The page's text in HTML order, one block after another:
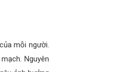
mỗi người.
Nguyên